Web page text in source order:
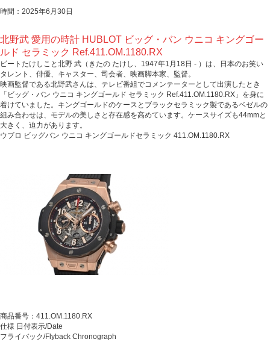
時間：2025年6月30日
北野武 愛用の時計 HUBLOT ビッグ・バン ウニコ キングゴー
ルド セラミック Ref.411.OM.1180.RX
ビートたけしこと北野 武（きたの たけし、1947年1月18日 - ）は、日本のお笑い
タレント、俳優、キャスター、司会者、映画脚本家、監督。
映画監督である北野武さんは、テレビ番組でコメンテーターとして出演したとき
「ビッグ・バン ウニコ キングゴールド セラミック Ref.411.OM.1180.RX」を身に
着けていました。キングゴールドのケースとブラックセラミック製であるベゼルの
組み合わせは、モデルの美しさと存在感を高めています。ケースサイズも44mmと
大きく、迫力があります。
ウブロ ビッグバン ウニコ キングゴールドセラミック 411.OM.1180.RX
商品番号：411.OM.1180.RX
仕様 日付表示/Date
フライバック/Flyback Chronograph